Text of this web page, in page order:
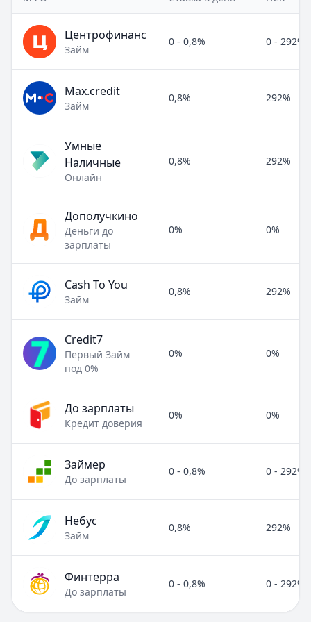
Центрофинанс
Займ
0 - 0,8% 0 - 292%
Max.credit
Займ
0,8% 292%
Умные
Наличные
Онлайн
0,8% 292%
Дополучкино
Деньги до
зарплаты
0% 0%
Cash To You
Займ
0,8% 292%
Credit7
Первый Займ
под 0%
0% 0%
До зарплаты
Кредит доверия
0% 0%
Займер
До зарплаты
0 - 0,8% 0 - 292%
Небус
Займ
0,8% 292%
Финтерра
До зарплаты
0 - 0,8% 0 - 292%